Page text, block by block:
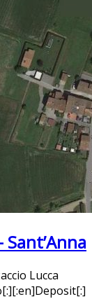
Sant’Anna
Lucca